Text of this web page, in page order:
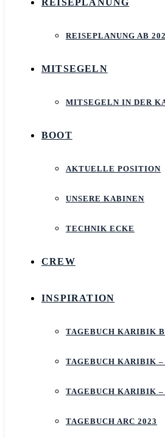
REISEPLANUNG
REISEPLANUNG AB
MITSEGELN
MITSEGELN IN DER
BOOT
AKTUELLE POSITION
UNSERE KABINEN
TECHNIK ECKE
CREW
INSPIRATION
TAGEBUCH KARIBIK
TAGEBUCH KARIBIK
TAGEBUCH KARIBIK
TAGEBUCH ARC 2023